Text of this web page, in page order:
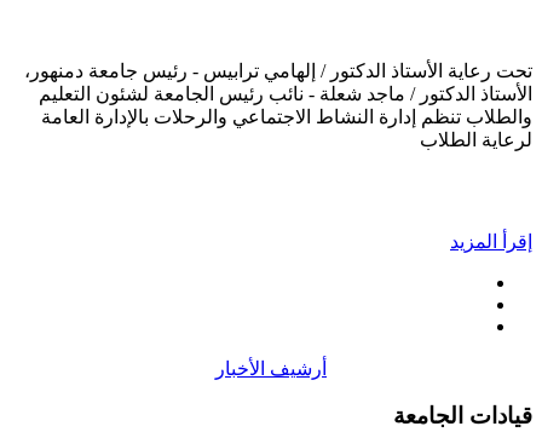
تحت رعاية الأستاذ الدكتور / إلهامي ترابيس - رئيس جامعة دمنهور،
الأستاذ الدكتور / ماجد شعلة - نائب رئيس الجامعة لشئون التعليم
والطلاب تنظم إدارة النشاط الاجتماعي والرحلات بالإدارة العامة
لرعاية الطلاب
إقرأ المزيد
أرشيف الأخبار
قيادات الجامعة